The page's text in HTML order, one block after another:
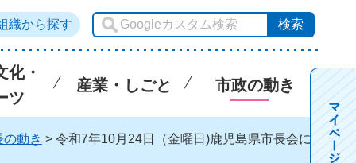
織から探す
化・
ツ
産業・しごと 市政の動き
動き > 令和7年10月24日（金曜日)鹿児島県市長会に